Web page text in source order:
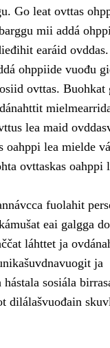
Go leat ovttas
mii addá
earáid
ohppiide vuođu
ovttas. Buohkat
lea maid
lea mielde
ovttaskas oahppi
fuolahit
eai galgga
láhttet ja
ja
sosiála
dilálašvuođain